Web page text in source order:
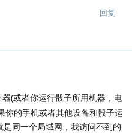
回复
(或者你运行骰子所用机器，电
的手机或者其他设备和骰子运
同一个局域网，我访问不到的